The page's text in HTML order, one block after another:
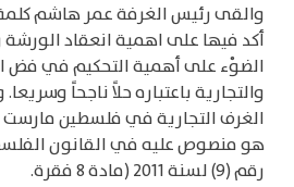
والقى رئيس الغرفة عمر هاشم
أكد فيها على اهمية انعقاد الورشة
الضوْء على أهمية التحكيم في فض
والتجارية باعتباره حلاً ناجحاً
الغرف التجارية في فلسطين مارست
هو منصوص عليه في القانون
رقم (9) لسنة 2011 (مادة 8 فقرة.